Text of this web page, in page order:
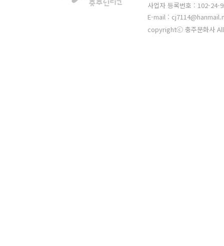
사업자 등록번호 : 102-24-
E-mail :
copyrightⓒ 충주문화사